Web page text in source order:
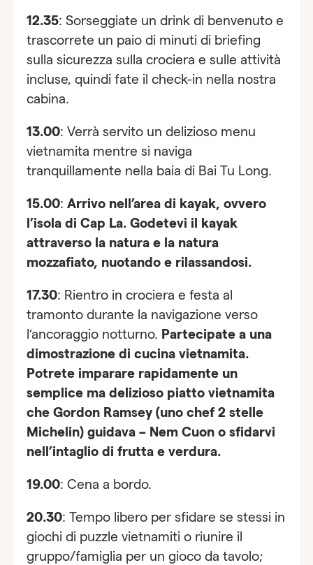
12.35: Sorseggiate un drink di benvenuto e
trascorrete un paio di minuti di briefing
sulla sicurezza sulla crociera e sulle attività
incluse, quindi fate il check-in nella nostra
cabina.
13.00: Verrà servito un delizioso menu
vietnamita mentre si naviga
tranquillamente nella baia di Bai Tu Long.
15.00: Arrivo nell’area di kayak, ovvero
l’isola di Cap La. Godetevi il kayak
attraverso la natura e la natura
mozzafiato, nuotando e rilassandosi.
17.30: Rientro in crociera e festa al
tramonto durante la navigazione verso
l’ancoraggio notturno. Partecipate a una
dimostrazione di cucina vietnamita.
Potrete imparare rapidamente un
semplice ma delizioso piatto vietnamita
che Gordon Ramsey (uno chef 2 stelle
Michelin) guidava – Nem Cuon o sfidarvi
nell’intaglio di frutta e verdura.
19.00: Cena a bordo.
20.30: Tempo libero per sfidare se stessi in
giochi di puzzle vietnamiti o riunire il
gruppo/famiglia per un gioco da tavolo;